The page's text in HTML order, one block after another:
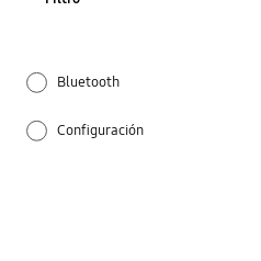
Bluetooth
Configuración